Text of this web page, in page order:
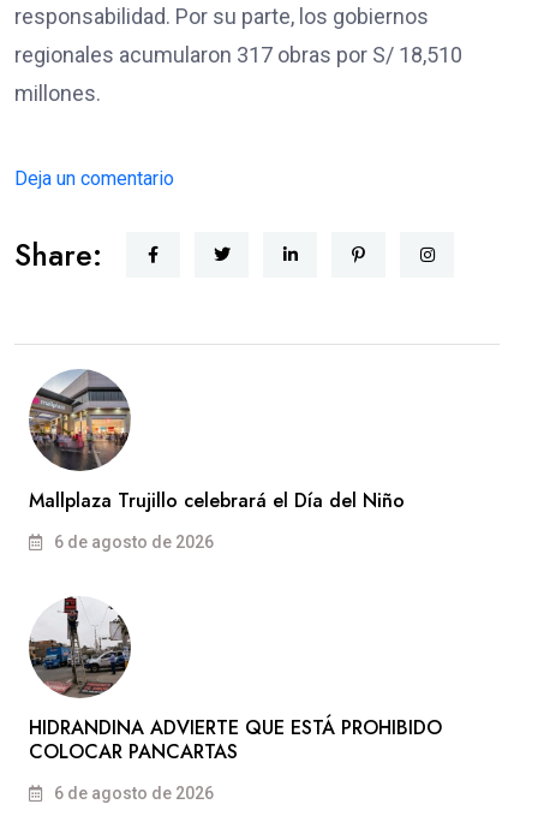
responsabilidad. Por su parte, los gobiernos
regionales acumularon 317 obras por S/ 18,510
millones.
Deja un comentario
Share:
Mallplaza Trujillo celebrará el Día del Niño
6 de agosto de 2026
HIDRANDINA ADVIERTE QUE ESTÁ PROHIBIDO
COLOCAR PANCARTAS
6 de agosto de 2026